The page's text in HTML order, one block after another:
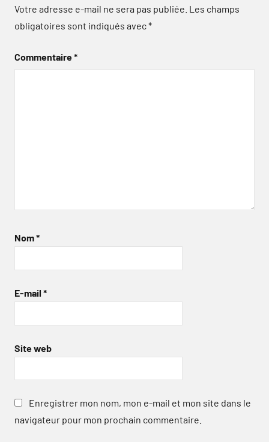
Votre adresse e-mail ne sera pas publiée. Les champs
obligatoires sont indiqués avec*
Commentaire*
Nom*
E-mail *
Site web
Enregistrer mon nom, mon e-mail et mon site dans le
navigateur pour mon prochain commentaire.